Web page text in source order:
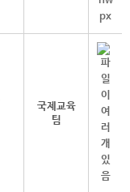
국제교육
팀